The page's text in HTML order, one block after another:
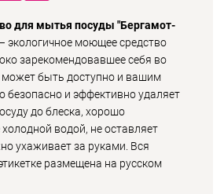
для мытья посуды "Бергамот-
– экологичное моющее средство
зарекомендовавшее себя во
может быть доступно и вашим
безопасно и эффективно удаляет
до блеска, хорошо
водой, не оставляет
ухаживает за руками. Вся
размещена на русском